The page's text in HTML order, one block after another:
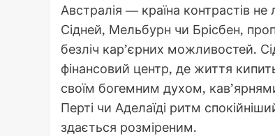
Австралія — країна контрастів
Сідней, Мельбурн чи Брісбен,
безліч кар’єрних можливостей.
фінансовий центр, де життя
своїм богемним духом,
Перті чи Аделаїді ритм
здається розміреним.